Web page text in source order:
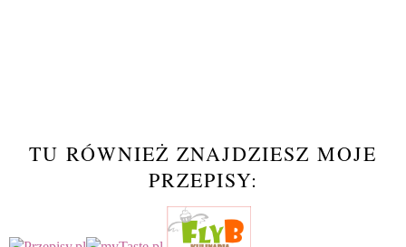
TU RÓWNIEŻ ZNAJDZIESZ MOJE
PRZEPISY: